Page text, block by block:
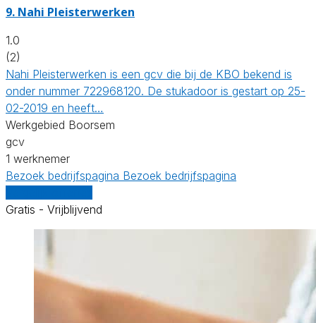
9. Nahi Pleisterwerken
1.0
(2)
Nahi Pleisterwerken is een gcv die bij de KBO bekend is
onder nummer 722968120. De stukadoor is gestart op 25-
02-2019 en heeft…
Werkgebied Boorsem
gcv
1 werknemer
Bezoek bedrijfspagina Bezoek bedrijfspagina
Gratis - Vrijblijvend